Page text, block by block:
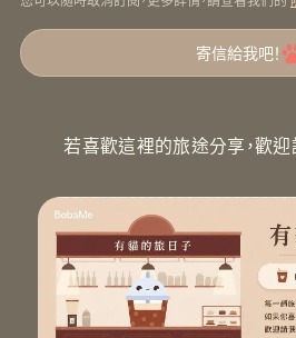
寄信給我吧！
若喜歡這裡的旅途分享，歡